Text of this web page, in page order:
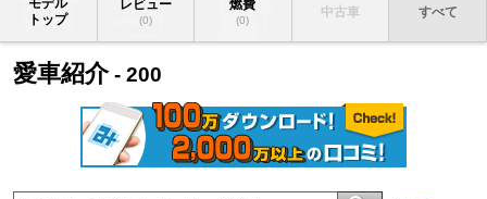
モデル
トップ
レビュー
(0)
燃費
(0)
中古車 すべて
愛車紹介- 200